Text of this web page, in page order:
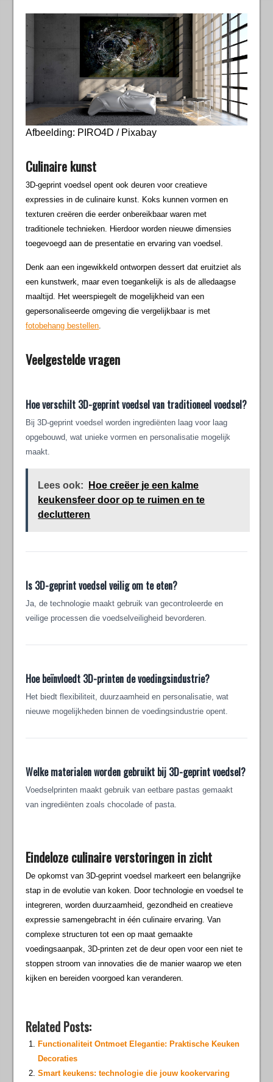
Afbeelding: PIRO4D / Pixabay
Culinaire kunst
3D-geprint voedsel opent ook deuren voor creatieve
expressies in de culinaire kunst. Koks kunnen vormen en
texturen creëren die eerder onbereikbaar waren met
traditionele technieken. Hierdoor worden nieuwe dimensies
toegevoegd aan de presentatie en ervaring van voedsel.
Denk aan een ingewikkeld ontworpen dessert dat eruitziet als
een kunstwerk, maar even toegankelijk is als de alledaagse
maaltijd. Het weerspiegelt de mogelijkheid van een
gepersonaliseerde omgeving die vergelijkbaar is met
fotobehang bestellen
Veelgestelde vragen
Hoe verschilt 3D-geprint voedsel van traditioneel voedsel?
Bij 3D-geprint voedsel worden ingrediënten laag voor laag
opgebouwd, wat unieke vormen en personalisatie mogelijk
maakt.
Lees ook:
Hoe creëer je een kalme
keukensfeer door op te ruimen en te
declutteren
Is 3D-geprint voedsel veilig om te eten?
Ja, de technologie maakt gebruik van gecontroleerde en
veilige processen die voedselveiligheid bevorderen.
Hoe beïnvloedt 3D-printen de voedingsindustrie?
Het biedt flexibiliteit, duurzaamheid en personalisatie, wat
nieuwe mogelijkheden binnen de voedingsindustrie opent.
Welke materialen worden gebruikt bij 3D-geprint voedsel?
Voedselprinten maakt gebruik van eetbare pastas gemaakt
van ingrediënten zoals chocolade of pasta.
Eindeloze culinaire verstoringen in zicht
De opkomst van 3D-geprint voedsel markeert een belangrijke
stap in de evolutie van koken. Door technologie en voedsel te
integreren, worden duurzaamheid, gezondheid en creatieve
expressie samengebracht in één culinaire ervaring. Van
complexe structuren tot een op maat gemaakte
voedingsaanpak, 3D-printen zet de deur open voor een niet te
stoppen stroom van innovaties die de manier waarop we eten
kijken en bereiden voorgoed kan veranderen.
Related Posts:
Functionaliteit Ontmoet Elegantie: Praktische Keuken
Decoraties
Smart keukens: technologie die jouw kookervaring